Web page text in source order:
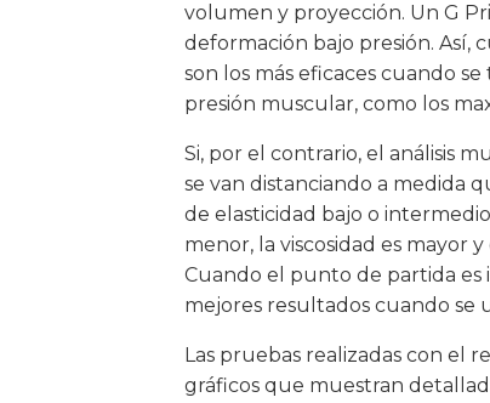
volumen y proyección. Un G
deformación bajo presión. Así,
son los más eficaces cuando
presión muscular, como los
Si, por el contrario, el análisis
se van distanciando a medida
de elasticidad bajo o
menor, la viscosidad es mayor
Cuando el punto de partida es
mejores resultados cuando se
Las pruebas realizadas con el
gráficos que muestran